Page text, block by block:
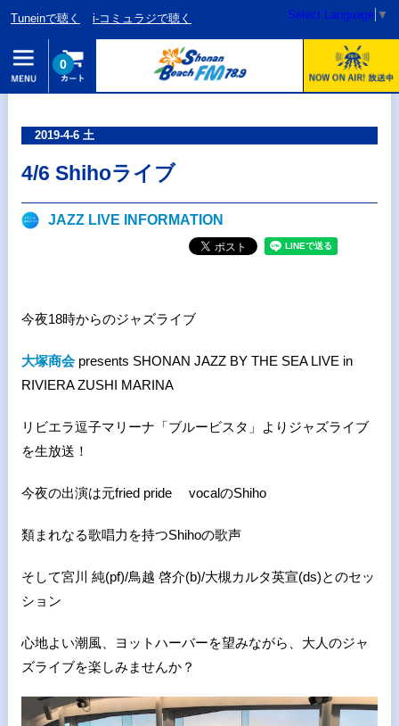
Tuneinで聴く i-コミュラジで聴く Select Language ▼
0
2019-4-6 土
4/6 Shihoライブ
JAZZ LIVE INFORMATION
今夜18時からのジャズライブ
大塚商会presents SHONAN JAZZ BY THE SEA LIVE in
RIVIERA ZUSHI MARINA
リビエラ逗子マリーナ「ブルービスタ」よりジャズライブ
を生放送！
今夜の出演は元fried pride vocalのShiho
類まれなる歌唱力を持つShihoの歌声
そして宮川 純(pf)/鳥越 啓介(b)/大槻カルタ英宣(ds)とのセッ
ション
心地よい潮風、ヨットハーバーを望みながら、大人のジャ
ズライブを楽しみませんか？